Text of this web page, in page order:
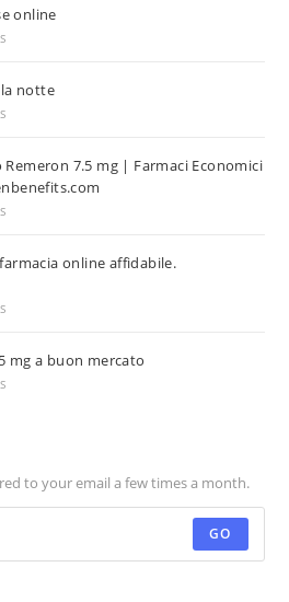
online
notte
7.5 mg | Farmaci Economici
online affidabile.
mg a buon mercato
to your email a few times a month.
GO